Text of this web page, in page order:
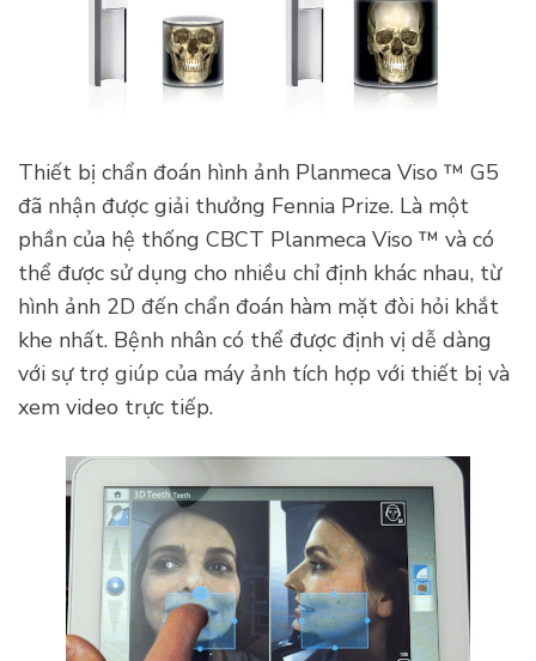
Thiết bị chẩn đoán hình ảnh Planmeca Viso ™ G5
đã nhận được giải thưởng Fennia Prize. Là một
phần của hệ thống CBCT Planmeca Viso ™ và có
thể được sử dụng cho nhiều chỉ định khác nhau, từ
hình ảnh 2D đến chẩn đoán hàm mặt đòi hỏi khắt
khe nhất. Bệnh nhân có thể được định vị dễ dàng
với sự trợ giúp của máy ảnh tích hợp với thiết bị và
xem video trực tiếp.